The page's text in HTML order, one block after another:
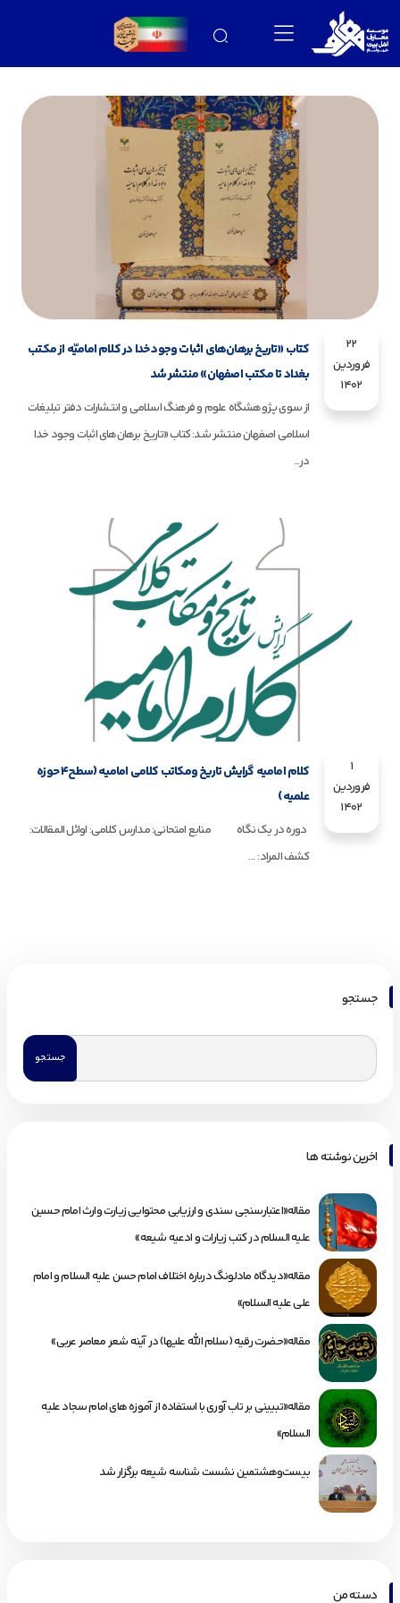
22
فروردین
1402
کتاب «تاریخ برهان‌های اثبات وجود خدا در کلام امامیّه از مکتب
بغداد تا مکتب اصفهان» منتشر شد
از سوی پژوهشگاه علوم و فرهنگ اسلامی و انتشارات دفتر تبلیغات
اسلامی اصفهان منتشر شد: کتاب «تاریخ برهان‌های اثبات وجود خدا
در...
1
فروردین
1402
کلام امامیه گرایش تاریخ ومکاتب کلامی امامیه (سطح۴ حوزه
علمیه)
دوره در یک نگاه منابع امتحانی: مدارس کلامی: اوائل المقالات:
کشف المراد: ...
جستجو
اخرین نوشته ها
مقاله«اعتبارسنجی سندی و ارزیابی محتوایی زیارت وارث امام حسین
علیه السلام در کتب زیارات و ادعیه شیعه»
مقاله«دیدگاه مادلونگ درباره اختلاف امام حسن علیه السلام و امام
علی علیه السلام»
مقاله«حضرت رقیه (سلام الله علیها) در آینه شعر معاصر عربی»
مقاله«تبیینی بر تاب آوری با استفاده از آموزه های امام سجاد علیه
السلام»
بیست‌وهشتمین نشست شناسه شیعه برگزار شد
دسته من